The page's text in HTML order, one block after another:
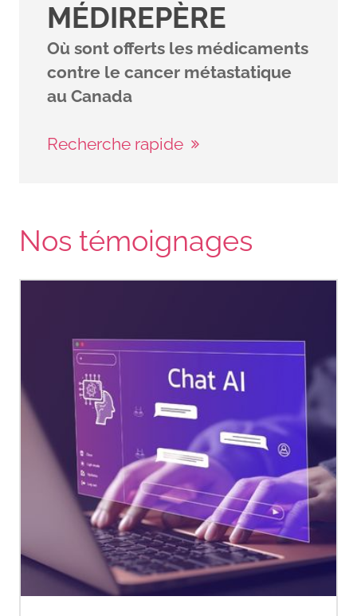
MÉDIREPÈRE
Où sont offerts les médicaments
contre le cancer métastatique
au Canada
Recherche rapide
Nos témoignages